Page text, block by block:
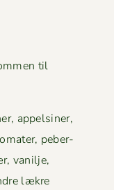
til
appelsin­er,
peber­
vanil­je,
lækre